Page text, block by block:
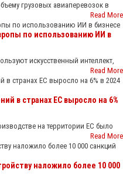
грузовых авиаперевозок в
Read More
по использованию ИИ в
искусственный интеллект,
Read More
в странах ЕС выросло на 6%
на территории ЕС было
Read More
наложило более 10 000